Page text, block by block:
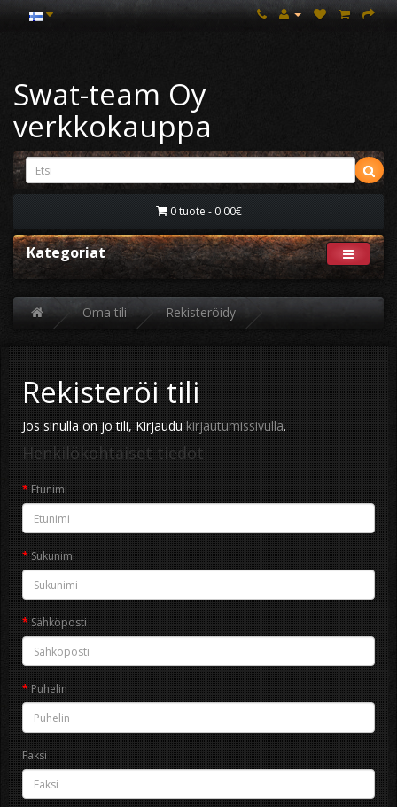
Swat-team Oy
verkkokauppa
0 tuote - 0.00€
Kategoriat
Oma tili Rekisteröidy
Rekisteröi tili
Jos sinulla on jo tili, Kirjaudukirjautumissivulla.
Henkilökohtaiset tiedot
Etunimi
Sukunimi
Sähköposti
Puhelin
Faksi